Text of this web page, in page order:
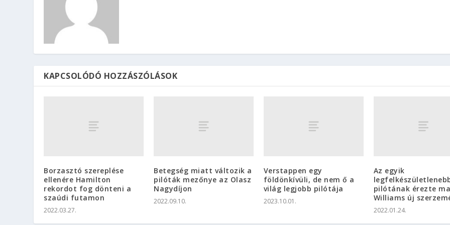
KAPCSOLÓDÓ HOZZÁSZÓLÁSOK
Borzasztó szereplése
ellenére Hamilton
rekordot fog dönteni a
szaúdi futamon
2022.03.27.
Betegség miatt változik a
pilóták mezőnye az Olasz
Nagydíjon
2022.09.10.
Verstappen egy
földönkívüli, de nem ő a
világ legjobb pilótája
2023.10.01.
Az egyik
pilótának érezte
Williams új
2022.01.24.